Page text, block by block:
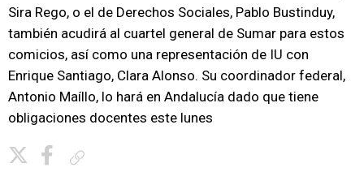
Sira Rego, o el de Derechos Sociales, Pablo Bustinduy,
también acudirá al cuartel general de Sumar para estos
comicios, así como una representación de IU con
Enrique Santiago, Clara Alonso. Su coordinador federal,
Antonio Maíllo, lo hará en Andalucía dado que tiene
obligaciones docentes este lunes